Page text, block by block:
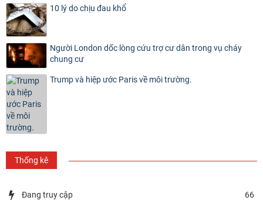
10 lý do chịu đau khổ
Người London dốc lòng cứu trợ cư dân trong vụ cháy
chung cư
Trump và hiệp ước Paris về môi trường.
Thống kê
Đang truy cập 66